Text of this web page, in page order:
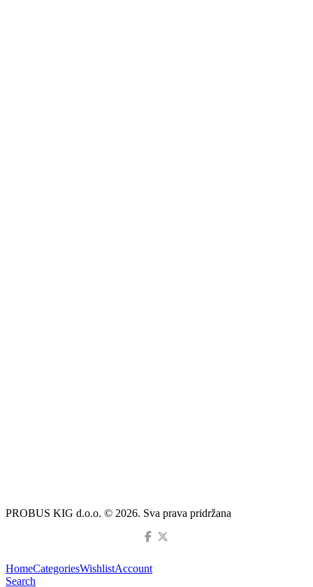
PROBUS KIG d.o.o. © 2026. Sva prava pridržana
HomeCategoriesWishlistAccount
Search